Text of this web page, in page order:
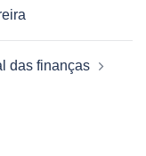
das finanças